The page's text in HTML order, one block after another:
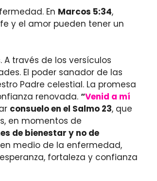
En Marcos 5:34,
y el amor pueden tener un
A través de los versículos
El poder sanador de las
Padre celestial. La promesa
renovada. “Venid a mí
consuelo en el Salmo 23, que
en momentos de
de bienestar y no de
medio de la enfermedad,
fortaleza y confianza